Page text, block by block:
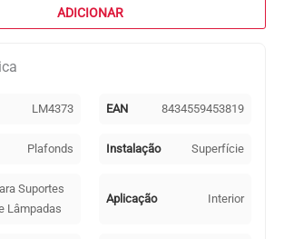
ADICIONAR
LM4373 EAN 8434559453819
Plafonds Instalação Superfície
Suportes
Lâmpadas
Aplicação Interior